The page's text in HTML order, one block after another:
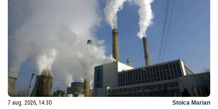
7 aug. 2026, 14:30 Stoica Marian